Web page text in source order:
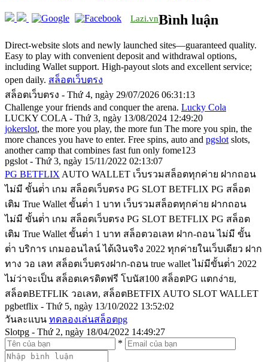
Lazi.vnBình luận
Direct-website slots and newly launched sites—guaranteed quality.
Easy to play with convenient deposit and withdrawal options,
including Wallet support. High-payout slots and excellent service;
open daily. สล็อตเว็บตรง
สล็อตเว็บตรง - Thứ 4, ngày 29/07/2026 06:31:13
Challenge your friends and conquer the arena. Lucky Cola
LUCKY COLA - Thứ 3, ngày 13/08/2024 12:49:20
jokerslot, the more you play, the more fun The more you spin, the
more chances you have to enter. Free spins, auto and pgslot slots,
another camp that combines fast fun only fome123
pgslot - Thứ 3, ngày 15/11/2022 02:13:07
PG BETFLIX AUTO WALLET เว็บรวมสล็อตทุกค่าย ฝากถอน
ไม่มี ขั้นต่ํา เกม สล็อตเว็บตรง PG SLOT BETFLIX PG สล็อต
เติม True Wallet ขั้นต่ํา 1 บาท เว็บรวมสล็อตทุกค่าย ฝากถอน
ไม่มี ขั้นต่ํา เกม สล็อตเว็บตรง PG SLOT BETFLIX PG สล็อต
เติม True Wallet ขั้นต่ํา 1 บาท สล็อตวอเลท ฝาก-ถอน ไม่มี ขั้น
ต่ํา บริการ เกมออนไลน์ ได้เงินจริง 2022 ทุกค่ายในเว็บเดียว ฝาก
ทาง วอ เลท สล็อตเว็บตรงฝาก-ถอน true wallet ไม่มีขั้นต่ํา 2022
ไม่ว่าจะเป็น สล็อตเครดิตฟรี โบนัส100 สล็อตPG แตกง่าย,
สล็อตBETFLIK วอเลท, สล็อตBETFIX AUTO SLOT WALLET
pgbetflix - Thứ 5, ngày 13/10/2022 13:52:02
วันละแบน ทดลองเล่นสล็อตpg
Slotpg - Thứ 2, ngày 18/04/2022 14:49:27
*